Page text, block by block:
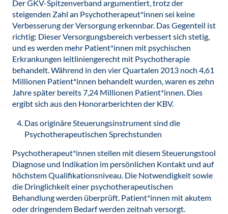
Der GKV-Spitzenverband argumentiert, trotz der
steigenden Zahl an Psychotherapeut*innen sei keine
Verbesserung der Versorgung erkennbar. Das Gegenteil ist
richtig: Dieser Versorgungsbereich verbessert sich stetig,
und es werden mehr Patient*innen mit psychischen
Erkrankungen leitliniengerecht mit Psychotherapie
behandelt. Während in den vier Quartalen 2013 noch 4,61
Millionen Patient*innen behandelt wurden, waren es zehn
Jahre später bereits 7,24 Millionen Patient*innen. Dies
ergibt sich aus den Honorarberichten der KBV.
Das originäre Steuerungsinstrument sind die
Psychotherapeutischen Sprechstunden
Psychotherapeut*innen stellen mit diesem Steuerungstool
Diagnose und Indikation im persönlichen Kontakt und auf
höchstem Qualifikationsniveau. Die Notwendigkeit sowie
die Dringlichkeit einer psychotherapeutischen
Behandlung werden überprüft. Patient*innen mit akutem
oder dringendem Bedarf werden zeitnah versorgt.